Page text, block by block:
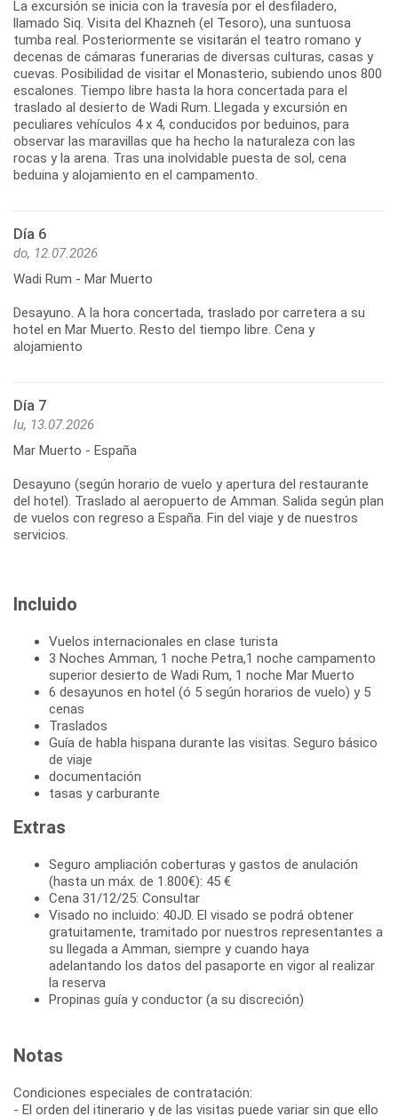
La excursión se inicia con la travesía por el desfiladero,
llamado Siq. Visita del Khazneh (el Tesoro), una suntuosa
tumba real. Posteriormente se visitarán el teatro romano y
decenas de cámaras funerarias de diversas culturas, casas y
cuevas. Posibilidad de visitar el Monasterio, subiendo unos 800
escalones. Tiempo libre hasta la hora concertada para el
traslado al desierto de Wadi Rum. Llegada y excursión en
peculiares vehículos 4 x 4, conducidos por beduinos, para
observar las maravillas que ha hecho la naturaleza con las
rocas y la arena. Tras una inolvidable puesta de sol, cena
beduina y alojamiento en el campamento.
Día 6
do, 12.07.2026
Wadi Rum - Mar Muerto
Desayuno. A la hora concertada, traslado por carretera a su
hotel en Mar Muerto. Resto del tiempo libre. Cena y
alojamiento
Día 7
lu, 13.07.2026
Mar Muerto - España
Desayuno (según horario de vuelo y apertura del restaurante
del hotel). Traslado al aeropuerto de Amman. Salida según plan
de vuelos con regreso a España. Fin del viaje y de nuestros
servicios.
Incluido
Vuelos internacionales en clase turista
3 Noches Amman, 1 noche Petra,1 noche campamento
superior desierto de Wadi Rum, 1 noche Mar Muerto
6 desayunos en hotel (ó 5 según horarios de vuelo) y 5
cenas
Traslados
Guía de habla hispana durante las visitas. Seguro básico
de viaje
documentación
tasas y carburante
Extras
Seguro ampliación coberturas y gastos de anulación
(hasta un máx. de 1.800€): 45 €
Cena 31/12/25: Consultar
Visado no incluido: 40JD. El visado se podrá obtener
gratuitamente, tramitado por nuestros representantes a
su llegada a Amman, siempre y cuando haya
adelantando los datos del pasaporte en vigor al realizar
la reserva
Propinas guía y conductor (a su discreción)
Notas
Condiciones especiales de contratación:
- El orden del itinerario y de las visitas puede variar sin que ello